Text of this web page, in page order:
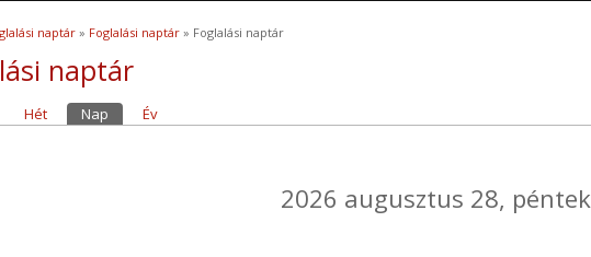
hely
naptár » Foglalási naptár » Foglalási naptár
naptár
fülek
Hét Nap (aktív fül)
Év
2026 augusztus 28, péntek